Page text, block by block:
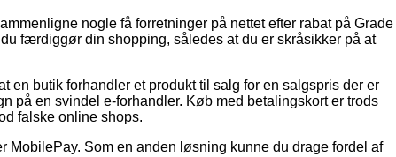
nogle få forretninger på nettet efter rabat på Grade
færdiggør din shopping, således at du er skråsikker på at
butik forhandler et produkt til salg for en salgspris der er
på en svindel e-forhandler. Køb med betalingskort er trods
falske online shops.
MobilePay. Som en anden løsning kunne du drage fordel af